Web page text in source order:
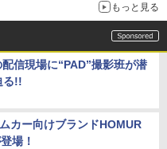
もっと見る
配信現場に“PAD”撮影班が潜
る!!
カー向けブランドHOMUR
場！